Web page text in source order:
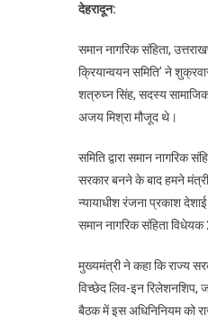
देहरादून:
समान नागरिक संहिता,
क्रियान्वयन समिति’ ने
शत्रुघ्न सिंह, सदस्य सामाजिक
अजय मिश्रा मौजूद थे।
समिति द्वारा समान नागरिक
सरकार बनने के बाद हमने
न्यायाधीश रंजना प्रकाश
समान नागरिक संहिता
मुख्यमंत्री ने कहा कि राज्य
विच्छेद लिव-इन रिलेशनशिप,
बैठक में इस अधिनिनियम को